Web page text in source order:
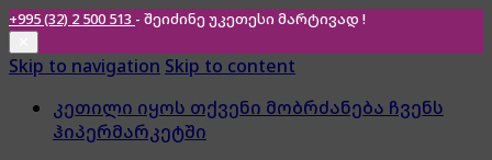
+995 (32) 2 500 513 - შეიძინე უკეთესი მარტივად !
Skip to navigation Skip to content
კეთილი იყოს თქვენი მობრძანება ჩვენს
ჰიპერმარკეტში